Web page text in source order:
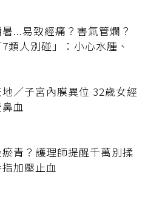
...易致經痛？害氣管爛？
類人別碰」：小心水腫、
／子宮內膜異位 32歲女經
血
青？護理師提醒千萬別揉
加壓止血